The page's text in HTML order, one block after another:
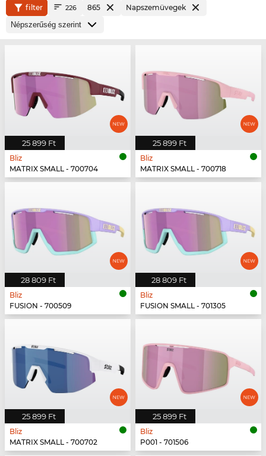
filter 226 865 Napszemüvegek
25 899 Ft
Bliz
MATRIX SMALL - 700704
25 899 Ft
Bliz
MATRIX SMALL - 700718
28 809 Ft
Bliz
FUSION - 700509
28 809 Ft
Bliz
FUSION SMALL - 701305
25 899 Ft
Bliz
MATRIX SMALL - 700702
25 899 Ft
Bliz
P001 - 701506